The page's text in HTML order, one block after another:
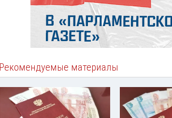
Рекомендуемые материалы